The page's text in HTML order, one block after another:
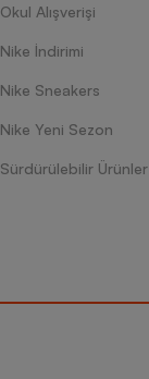
Okul Alışverişi
Nike İndirimi
Nike Sneakers
Nike Yeni Sezon
Sürdürülebilir Ürünler